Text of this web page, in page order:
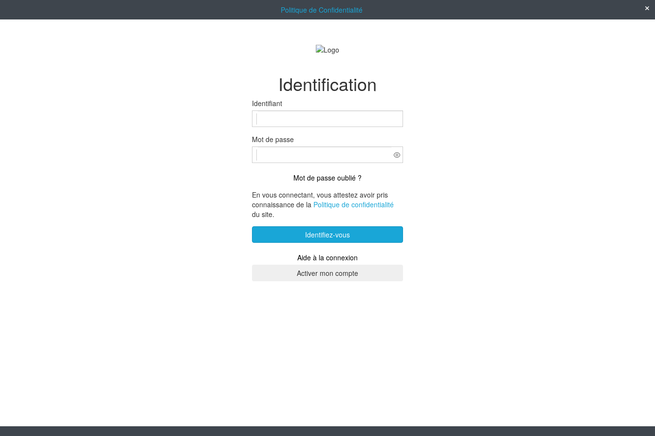
Politique de Confidentialité
Identification
Identifiant
Mot de passe
Mot de passe oublié ?
En vous connectant, vous attestez avoir pris
connaissance de la Politique de confidentialité
du site.
Identifiez-vous
Aide à la connexion